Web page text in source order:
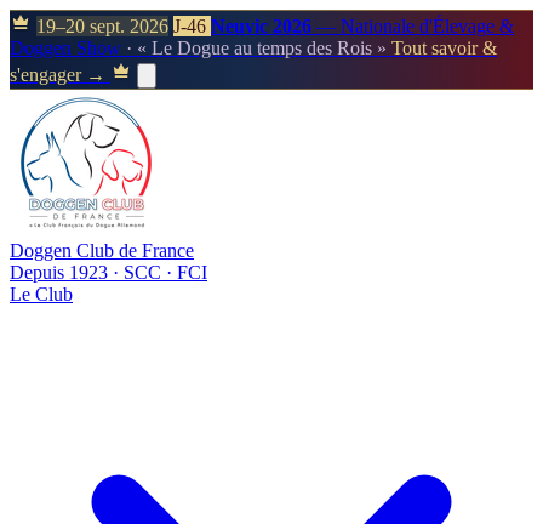
19–20 sept. 2026 J-46 Neuvic 2026 — Nationale d'Élevage &
Doggen Show · « Le Dogue au temps des Rois » Tout savoir &
s'engager →
Doggen Club de France
Depuis 1923 · SCC · FCI
Le Club